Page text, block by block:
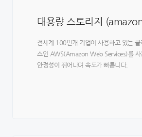
대용량 스토리지
전세계 100만개 기업이 사용하고 있는 클
스인 AWS(Amazon Web Services)를 사
안정성이 뛰어나며 속도가 빠릅니다.